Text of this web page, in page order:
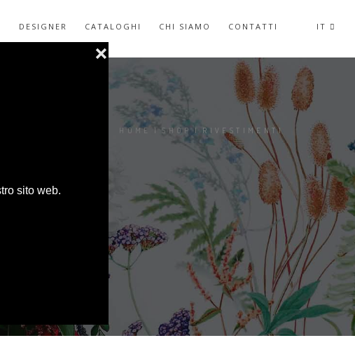
IT
DESIGNER CATALOGHI CHI SIAMO CONTATTI
HOME | SHOP | RIVESTIMENTI